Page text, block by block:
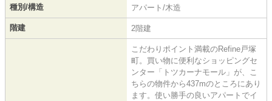
種別/構造 アパート/木造
階建 2階建
こだわりポイント満載のRefine戸塚
町。買い物に便利なショッピングセ
ンター「トツカーナモール」が、こ
ちらの物件から437mのところにあり
ます。使い勝手の良いアパートでイ